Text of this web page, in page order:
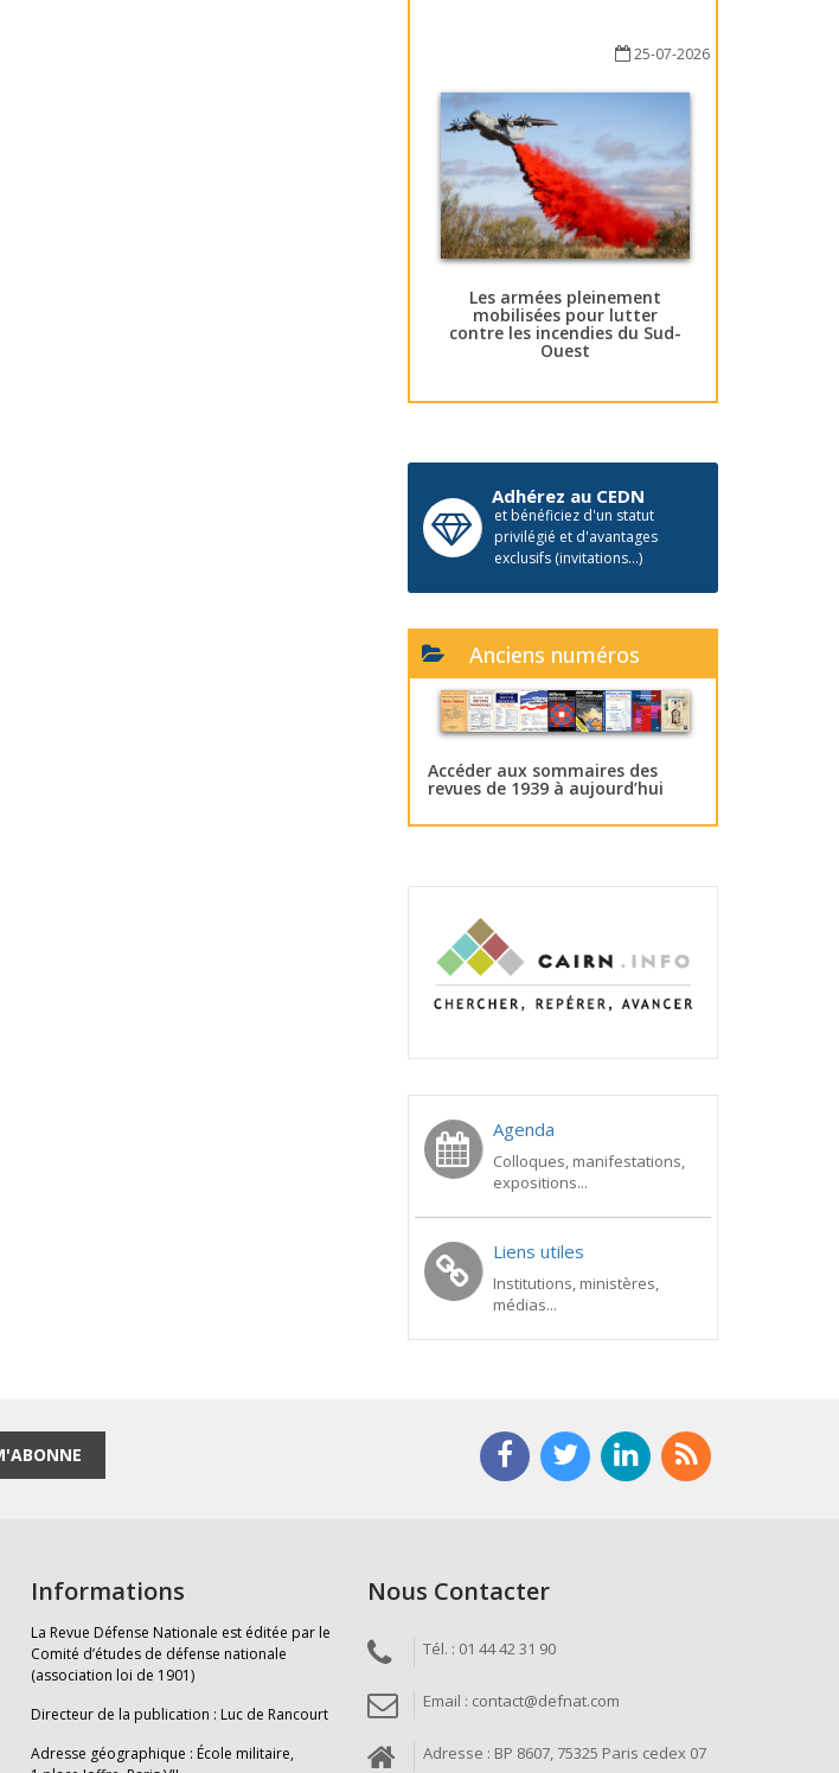
25-07-2026
Les armées pleinement
mobilisées pour lutter
contre les incendies du Sud-
Ouest
Adhérez au CEDN
et bénéficiez d'un statut
privilégié et d'avantages
exclusifs (invitations...)
Anciens numéros
Accéder aux sommaires des
revues de 1939 à aujourd’hui
Agenda
Colloques, manifestations,
expositions...
Liens utiles
Institutions, ministères,
médias...
Informations
La Revue Défense Nationale est éditée par le
Comité d’études de défense nationale
(association loi de 1901)
Directeur de la publication : Luc de Rancourt
Adresse géographique : École militaire,
Nous Contacter
Tél. : 01 44 42 31 90
Email : contact@defnat.com
Adresse : BP 8607, 75325 Paris cedex 07